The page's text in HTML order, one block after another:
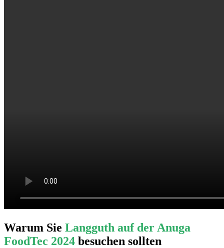
Warum Sie Langguth auf der Anuga
FoodTec 2024 besuchen sollten